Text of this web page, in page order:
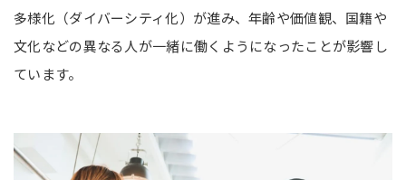
多様化（ダイバーシティ化）が進み、年齢や価値観、国籍や
文化などの異なる人が一緒に働くようになったことが影響し
ています。